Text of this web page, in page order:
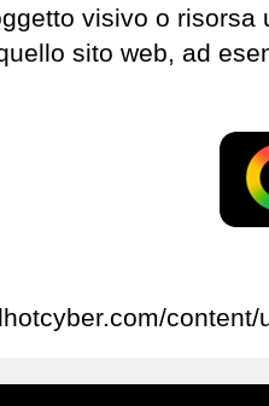
visivo o
sito web, ad